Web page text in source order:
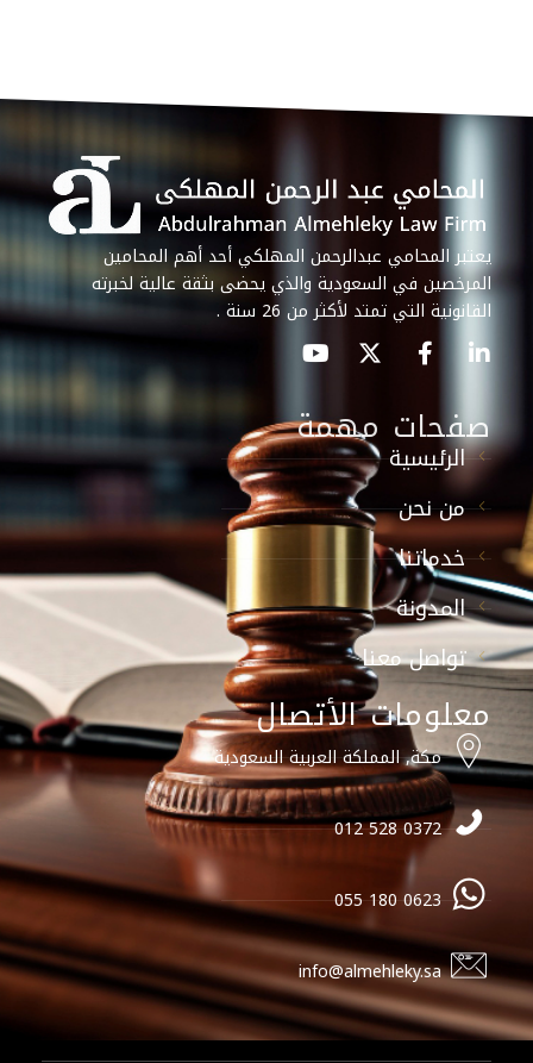
يعتبر المحامي عبدالرحمن المهلكي أحد أهم المحامين
المرخصين في السعودية والذي يحضى بثقة عالية لخبرته
القانونية التي تمتد لأكثر من 26 سنة .
صفحات مهمة
الرئيسية
من نحن
خدماتنا
المدونة
تواصل معنا
معلومات الأتصال
مكة, المملكة العربية السعودية
0372 528 012
0623 180 055
info@almehleky.sa